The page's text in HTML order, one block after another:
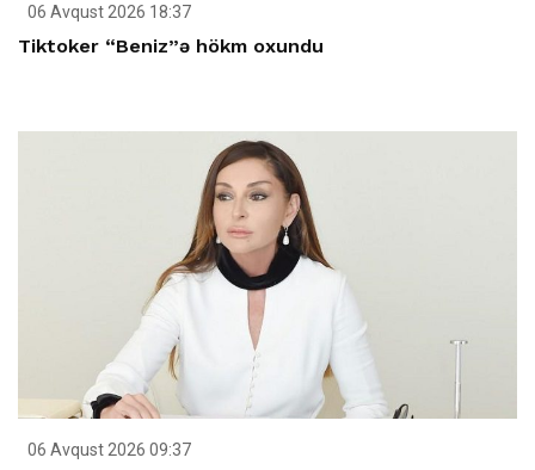
06 Avqust 2026 18:37
Tiktoker “Beniz”ə hökm oxundu
06 Avqust 2026 09:37